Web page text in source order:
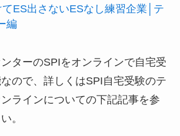
ES出さないESなし練習企業│テ
編
ターのSPIをオンラインで自宅受
ので、詳しくはSPI自宅受験のテ
ラインについての下記記事を参
。